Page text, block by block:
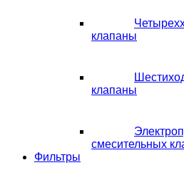
клапаны
клапаны
смесительных
Фильтры